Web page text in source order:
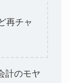
再チャ
計のモヤ